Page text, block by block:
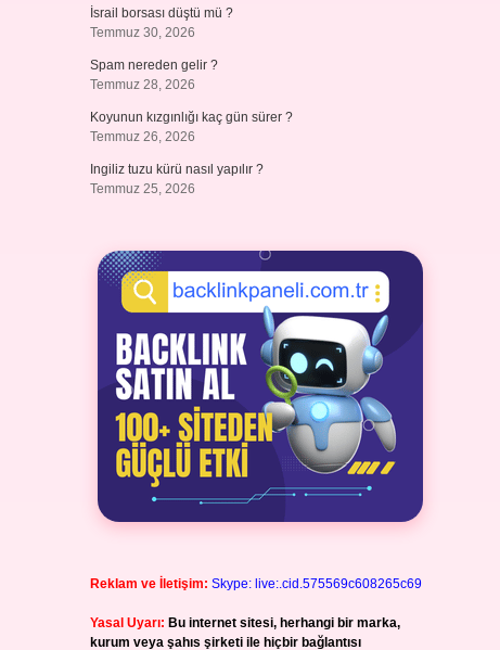
İsrail borsası düştü mü ?
Temmuz 30, 2026
Spam nereden gelir ?
Temmuz 28, 2026
Koyunun kızgınlığı kaç gün sürer ?
Temmuz 26, 2026
Ingiliz tuzu kürü nasıl yapılır ?
Temmuz 25, 2026
Reklam ve İletişim: Skype: live:.cid.575569c608265c69
Yasal Uyarı: Bu internet sitesi, herhangi bir marka,
kurum veya şahıs şirketi ile hiçbir bağlantısı